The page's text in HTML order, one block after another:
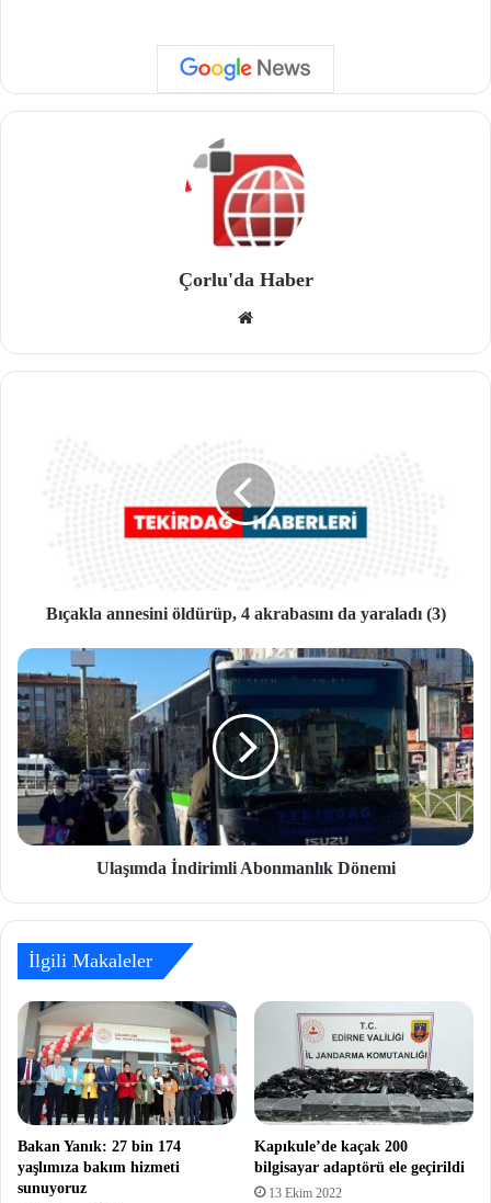
Çorlu'da Haber
site
Bıçakla annesini öldürüp, 4 akrabasını da yaraladı (3)
Ulaşımda İndirimli Abonmanlık Dönemi
İlgili Makaleler
Bakan Yanık: 27 bin 174
yaşlımıza bakım hizmeti
sunuyoruz
Kapıkule’de kaçak 200
bilgisayar adaptörü ele geçirildi
13 Ekim 2022